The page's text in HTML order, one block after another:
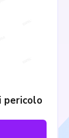
pericolo